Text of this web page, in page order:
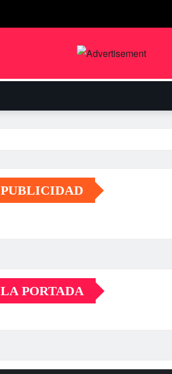
PUBLICIDAD
LA PORTADA